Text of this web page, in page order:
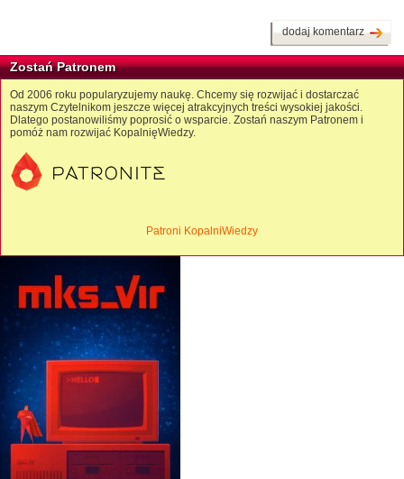
dodaj komentarz
Zostań Patronem
Od 2006 roku popularyzujemy naukę. Chcemy się rozwijać i dostarczać
naszym Czytelnikom jeszcze więcej atrakcyjnych treści wysokiej jakości.
Dlatego postanowiliśmy poprosić o wsparcie. Zostań naszym Patronem i
pomóż nam rozwijać KopalnięWiedzy.
Patroni KopalniWiedzy